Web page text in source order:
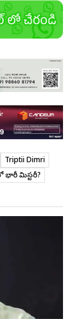
Triptii Dimri
భారీ మిస్టరీ?